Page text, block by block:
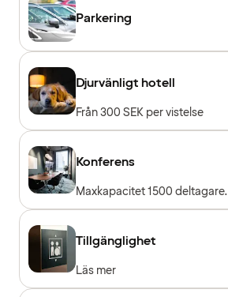
Parkering
Djurvänligt hotell
Från 300 SEK per vistelse
Konferens
Maxkapacitet 1500 deltagare.
Tillgänglighet
Läs mer